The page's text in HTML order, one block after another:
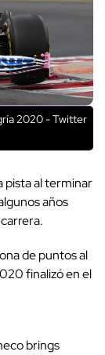
2020 - Twitter
pista al terminar
años
de puntos al
finalizó en el
brings